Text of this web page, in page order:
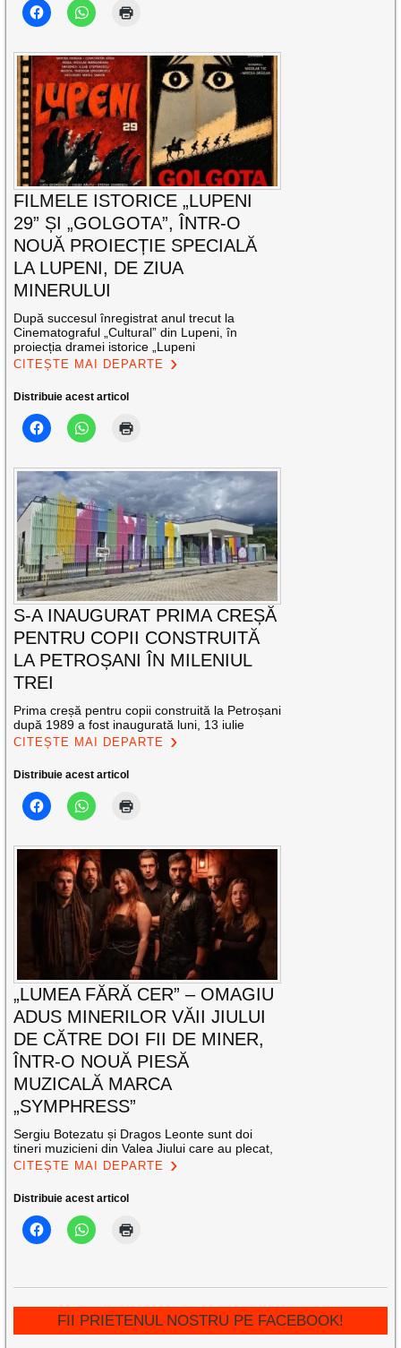
FILMELE ISTORICE „LUPENI
29” ȘI „GOLGOTA”, ÎNTR-O
NOUĂ PROIECȚIE SPECIALĂ
LA LUPENI, DE ZIUA
MINERULUI
După succesul înregistrat anul trecut la
Cinematograful „Cultural” din Lupeni, în
proiecția dramei istorice „Lupeni
CITEȘTE MAI DEPARTE
Distribuie acest articol
S-A INAUGURAT PRIMA CREȘĂ
PENTRU COPII CONSTRUITĂ
LA PETROȘANI ÎN MILENIUL
TREI
Prima creșă pentru copii construită la Petroșani
după 1989 a fost inaugurată luni, 13 iulie
CITEȘTE MAI DEPARTE
Distribuie acest articol
„LUMEA FĂRĂ CER” – OMAGIU
ADUS MINERILOR VĂII JIULUI
DE CĂTRE DOI FII DE MINER,
ÎNTR-O NOUĂ PIESĂ
MUZICALĂ MARCA
„SYMPHRESS”
Sergiu Botezatu și Dragos Leonte sunt doi
tineri muzicieni din Valea Jiului care au plecat,
CITEȘTE MAI DEPARTE
Distribuie acest articol
FII PRIETENUL NOSTRU PE FACEBOOK!